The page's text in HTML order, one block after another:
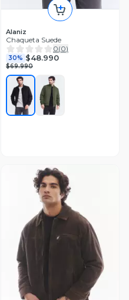
Alaniz
Chaqueta Suede
0(0)
30% $48.990
$69.990